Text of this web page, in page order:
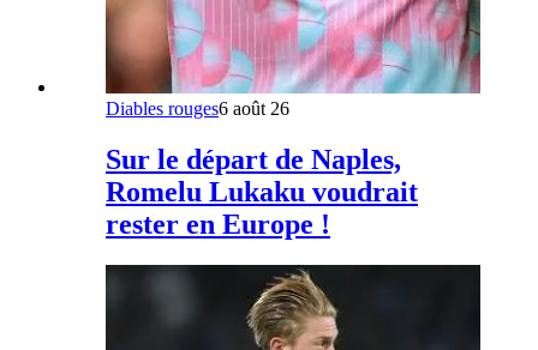
Diables rouges6 août 26
Sur le départ de Naples,
Romelu Lukaku voudrait
rester en Europe !